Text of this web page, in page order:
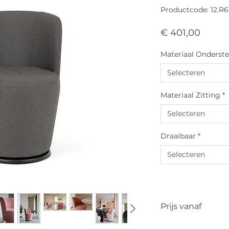
Productcode:
€ 401,00
Materiaal
Selecteren
Materiaal Zitting *
Selecteren
Draaibaar *
Selecteren
Prijs vanaf